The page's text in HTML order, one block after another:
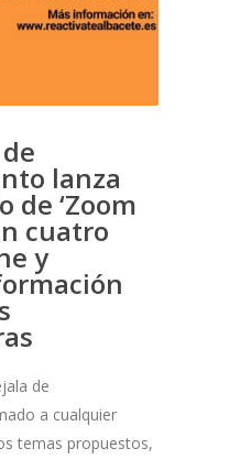
lanza
de ‘Zoom
cuatro
y
de
a cualquier
temas propuestos,